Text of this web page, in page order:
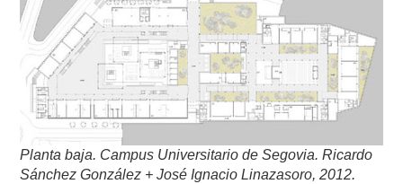
Planta baja. Campus Universitario de Segovia. Ricardo
Sánchez González + José Ignacio Linazasoro, 2012.